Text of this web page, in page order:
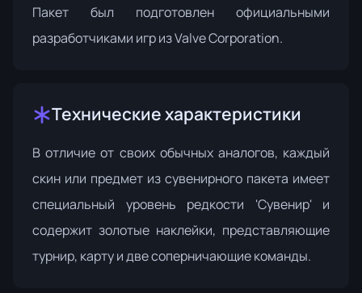
Пакет был подготовлен официальными
разработчиками игр изValve Corporation.
Технические характеристики
В отличие от своих обычных аналогов, каждый
скин или предмет из сувенирного пакета имеет
специальный уровень редкости 'Сувенир' и
содержит золотые наклейки, представляющие
турнир, карту и две соперничающие команды.